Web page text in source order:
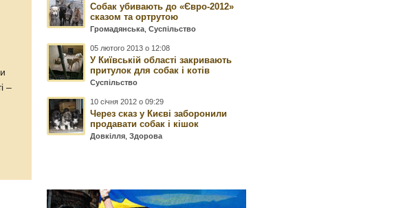
–
Собак убивають до «Євро-2012»
сказом та ортрутою
Громадянська ,Суспільство
05 лютого 2013 о 12:08
У Київській області закривають
притулок для собак і котів
Суспільство
10 січня 2012 о 09:29
Через сказ у Києві заборонили
продавати собак і кішок
Довкілля ,Здорова